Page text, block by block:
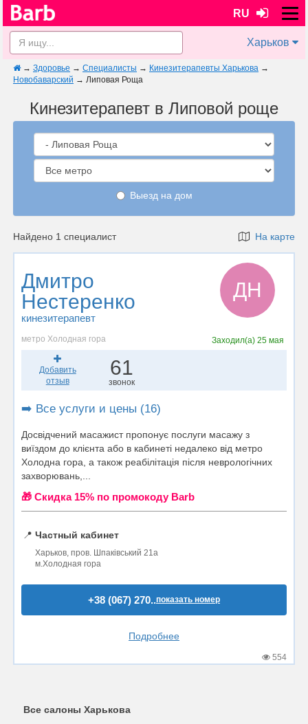
RU
Харьков
→ Здоровье → Специалисты → Кинезитерапевты Харькова →
Новобаварский → Липовая Роща
Кинезитерапевт в Липовой роще
Выезд на дом
Найдено 1 специалист На карте
Дмитро
Нестеренко
кинезитерапевт
ДН
метро Холодная гора Заходил(а) 25 мая
Добавить
отзыв
61
звонок
➡️ Все услуги и цены (16)
Досвідчений масажист пропонує послуги масажу з
виїздом до клієнта або в кабинеті недалеко від метро
Холодна гора, а також реабілітація після неврологічних
захворювань,...
🎁 Cкидка 15% по промокоду Barb
📍 Частный кабинет
Харьков, пров. Шпаківський 21а
м.Холодная гора
+38 (067) 270..показать номер
Подробнее
554
Все салоны Харькова